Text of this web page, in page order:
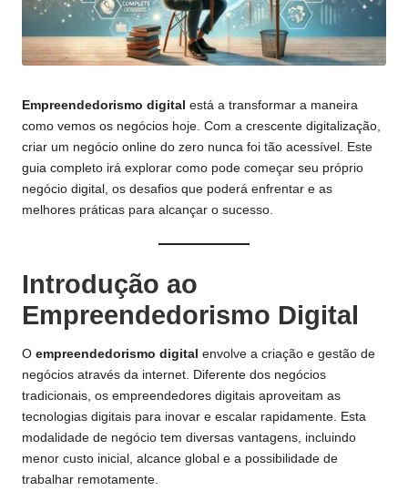
Empreendedorismo digital está a transformar a maneira
como vemos os negócios hoje. Com a crescente digitalização,
criar um negócio online do zero nunca foi tão acessível. Este
guia completo irá explorar como pode começar seu próprio
negócio digital, os desafios que poderá enfrentar e as
melhores práticas para alcançar o sucesso.
Introdução ao
Empreendedorismo Digital
O empreendedorismo digital envolve a criação e gestão de
negócios através da internet. Diferente dos negócios
tradicionais, os empreendedores digitais aproveitam as
tecnologias digitais para inovar e escalar rapidamente. Esta
modalidade de negócio tem diversas vantagens, incluindo
menor custo inicial, alcance global e a possibilidade de
trabalhar remotamente.